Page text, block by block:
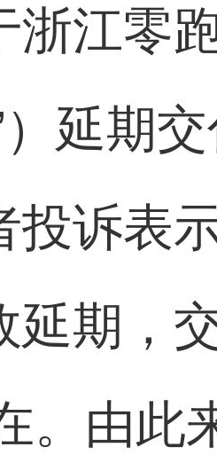
浙江零
延期
投诉表
延期，
。由此